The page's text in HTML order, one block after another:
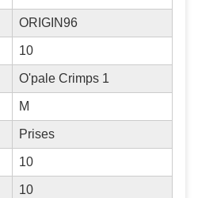
ORIGIN96
10
O'pale Crimps 1
M
Prises
10
10